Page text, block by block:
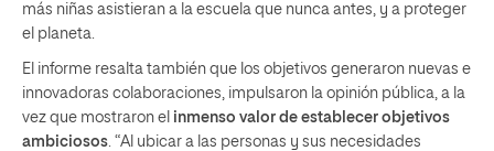
más niñas asistieran a la escuela que nunca antes, y a proteger
el planeta.
El informe resalta también que los objetivos generaron nuevas e
innovadoras colaboraciones, impulsaron la opinión pública, a la
vez que mostraron el inmenso valor de establecer objetivos
ambiciosos. “Al ubicar a las personas y sus necesidades